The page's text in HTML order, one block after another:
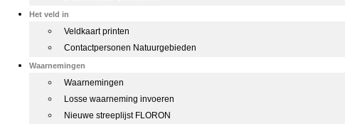
Het veld in
Veldkaart printen
Contactpersonen Natuurgebieden
Waarnemingen
Waarnemingen
Losse waarneming invoeren
Nieuwe streeplijst FLORON